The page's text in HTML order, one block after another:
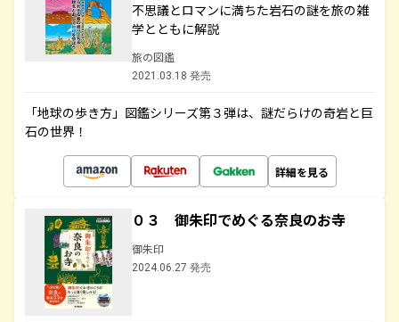
不思議とロマンに満ちた岩石の謎を旅の雑
学とともに解説
旅の図鑑
2021.03.18 発売
「地球の歩き方」図鑑シリーズ第３弾は、謎だらけの奇岩と巨
石の世界！
詳細を見る
０３ 御朱印でめぐる奈良のお寺
御朱印
2024.06.27 発売